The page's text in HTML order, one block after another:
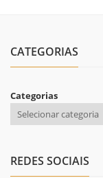
CATEGORIAS
Categorias
REDES SOCIAIS